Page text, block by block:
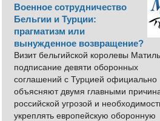
Военное сотрудничество
Бельгии и Турции:
прагматизм или
вынужденное возвращение?
Визит бельгийской королевы
подписание девяти оборонных
соглашений с Турцией официально
объясняют двумя главными
российской угрозой и
укреплять европейскую оборонную